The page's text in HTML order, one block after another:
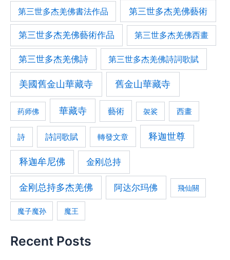
第三世多杰羌佛書法作品 第三世多杰羌佛藝術
第三世多杰羌佛藝術作品 第三世多杰羌佛西畫
第三世多杰羌佛詩 第三世多杰羌佛詩詞歌賦
美國舊金山華藏寺 舊金山華藏寺
药师佛 華藏寺 藝術 袈裟 西畫
詩 詩詞歌賦 轉發文章 释迦世尊
释迦牟尼佛 金刚总持
金刚总持多杰羌佛 阿达尔玛佛 飛仙關
魔子魔孙 魔王
Recent Posts